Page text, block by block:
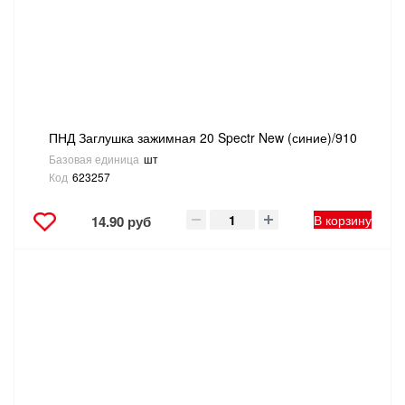
ПНД Заглушка зажимная 20 Spectr New (синие)/910
Базовая единица шт
Код 623257
14.90 руб В корзину